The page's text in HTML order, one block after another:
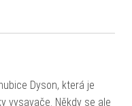
Dyson, která je
vysavače. Někdy se ale